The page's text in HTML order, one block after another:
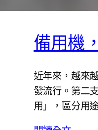
備用機
近年來，越來
發流行。第二
用」，區分用